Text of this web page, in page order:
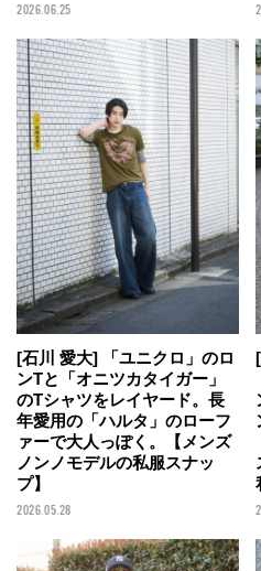
2026.06.25
[石川 愛大] 「ユニクロ」のロ
ンTと「オニツカタイガー」
のTシャツをレイヤード。長
年愛用の「ハルタ」のローフ
ァーで大人っぽく。【メンズ
ノンノモデルの私服スナッ
プ】
2026.05.28